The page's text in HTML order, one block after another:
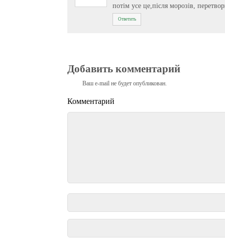
потім усе це,після морозів,
Ответить
Добавить комментарий
Ваш e-mail не будет опубликован.
Комментарий